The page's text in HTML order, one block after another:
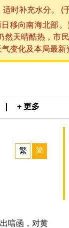
时补充水分。 (
移向南海北部
天晴酷热，市
变化及本局最
+ 更多
繁 简
唁函，对黄